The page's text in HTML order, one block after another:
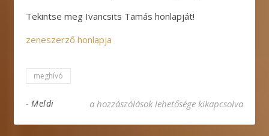
Tekintse meg Ivancsits Tamás honlapját!
zeneszerző honlapja
meghívó
- Meldi Néró és Péter című rockoperát mutatják be
a hozzászólások lehetősége kikapcsolva